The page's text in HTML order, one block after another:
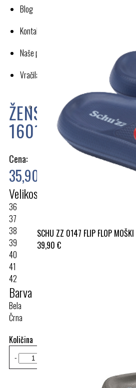
SCHU ZZ 0147 FLIP FLOP MOŠKI
39,90 €
Blog
Kontakt
Naše poslovanje
Vračila in reklamacije
ŽENSKI NATIKAČ S
160105
Cena:
35,90 €
Velikost
36
37
38
39
40
41
42
Barva
Bela
Črna
Količina
-